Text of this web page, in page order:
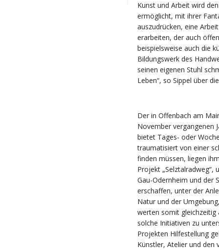
Kunst und Arbeit wird
ermöglicht, mit ihrer
auszudrücken, eine
erarbeiten, der auch
beispielsweise auch die
Bildungswerk des
seinen eigenen Stuhl
Leben“, so Sippel über
Der in Offenbach am
November vergangenen
bietet Tages- oder
traumatisiert von einer
finden müssen, liegen
Projekt
Gau-Odernheim und der
erschaffen, unter der
Natur und der
werten somit gleichzeitig
solche Initiativen zu
Projekten Hilfestellung
Künstler, Atelier und den